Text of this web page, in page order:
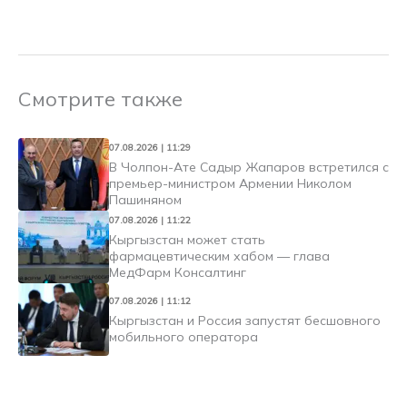
Смотрите также
07.08.2026 | 11:29
В Чолпон-Ате Садыр Жапаров встретился с
премьер-министром Армении Николом
Пашиняном
07.08.2026 | 11:22
Кыргызстан может стать
фармацевтическим хабом — глава
МедФарм Консалтинг
07.08.2026 | 11:12
Кыргызстан и Россия запустят бесшовного
мобильного оператора